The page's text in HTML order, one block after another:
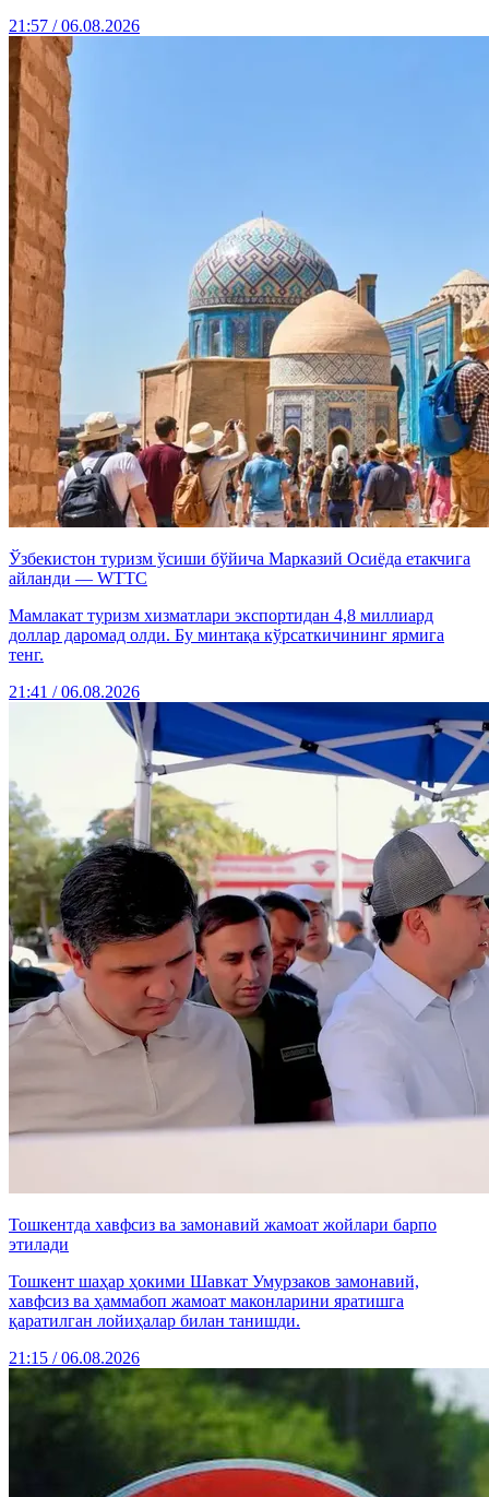
21:57 / 06.08.2026
Ўзбекистон туризм ўсиши бўйича Марказий Осиёда етакчига
айланди — WTTC
Мамлакат туризм хизматлари экспортидан 4,8 миллиард
доллар даромад олди. Бу минтақа кўрсаткичининг ярмига
тенг.
21:41 / 06.08.2026
Тошкентда хавфсиз ва замонавий жамоат жойлари барпо
этилади
Тошкент шаҳар ҳокими Шавкат Умурзаков замонавий,
хавфсиз ва ҳаммабоп жамоат маконларини яратишга
қаратилган лойиҳалар билан танишди.
21:15 / 06.08.2026